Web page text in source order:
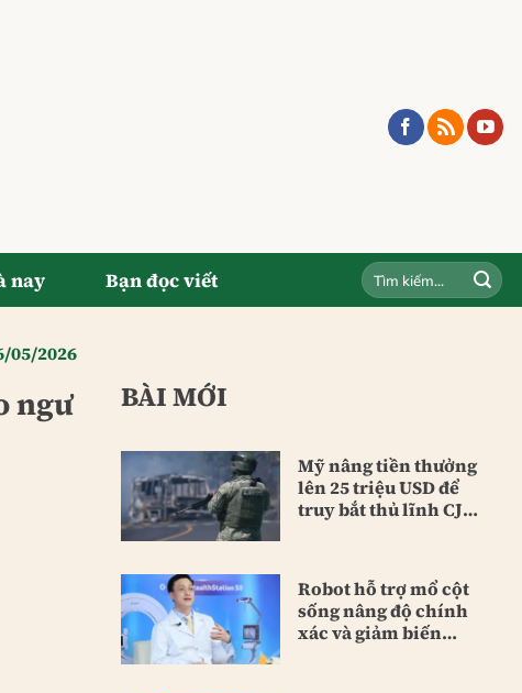
nay Bạn đọc viết
05/2026
ngư
BÀI MỚI
Mỹ nâng tiền thưởng
lên 25 triệu USD để
truy bắt thủ lĩnh CJNG
Robot hỗ trợ mổ cột
sống nâng độ chính
xác và giảm biến